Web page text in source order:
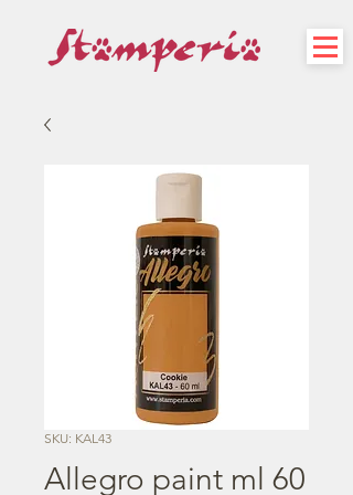
SKU: KAL43
Allegro paint ml 60